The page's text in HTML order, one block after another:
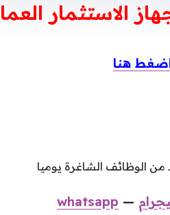
الاستثمار
هنا
الوظائف الشاغرة يوميا
—
whatsapp